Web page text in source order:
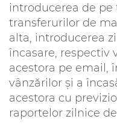
introducerea de
transferurilor de
alta, introducerea
încasare, respectiv
acestora pe email,
vânzărilor și a
acestora cu
raportelor zilnice